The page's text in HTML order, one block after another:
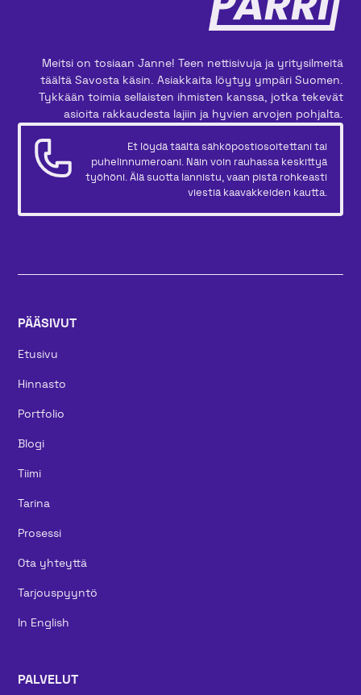
Meitsi on tosiaan Janne! Teen nettisivuja ja yritysilmeitä
täältä Savosta käsin. Asiakkaita löytyy ympäri Suomen.
Tykkään toimia sellaisten ihmisten kanssa, jotka tekevät
asioita rakkaudesta lajiin ja hyvien arvojen pohjalta.
Et löydä täältä sähköpostiosoitettani tai
puhelinnumeroani. Näin voin rauhassa keskittyä
työhöni. Älä suotta lannistu, vaan pistä rohkeasti
viestiä kaavakkeiden kautta.
PÄÄSIVUT
Etusivu
Hinnasto
Portfolio
Blogi
Tiimi
Tarina
Prosessi
Ota yhteyttä
Tarjouspyyntö
In English
PALVELUT